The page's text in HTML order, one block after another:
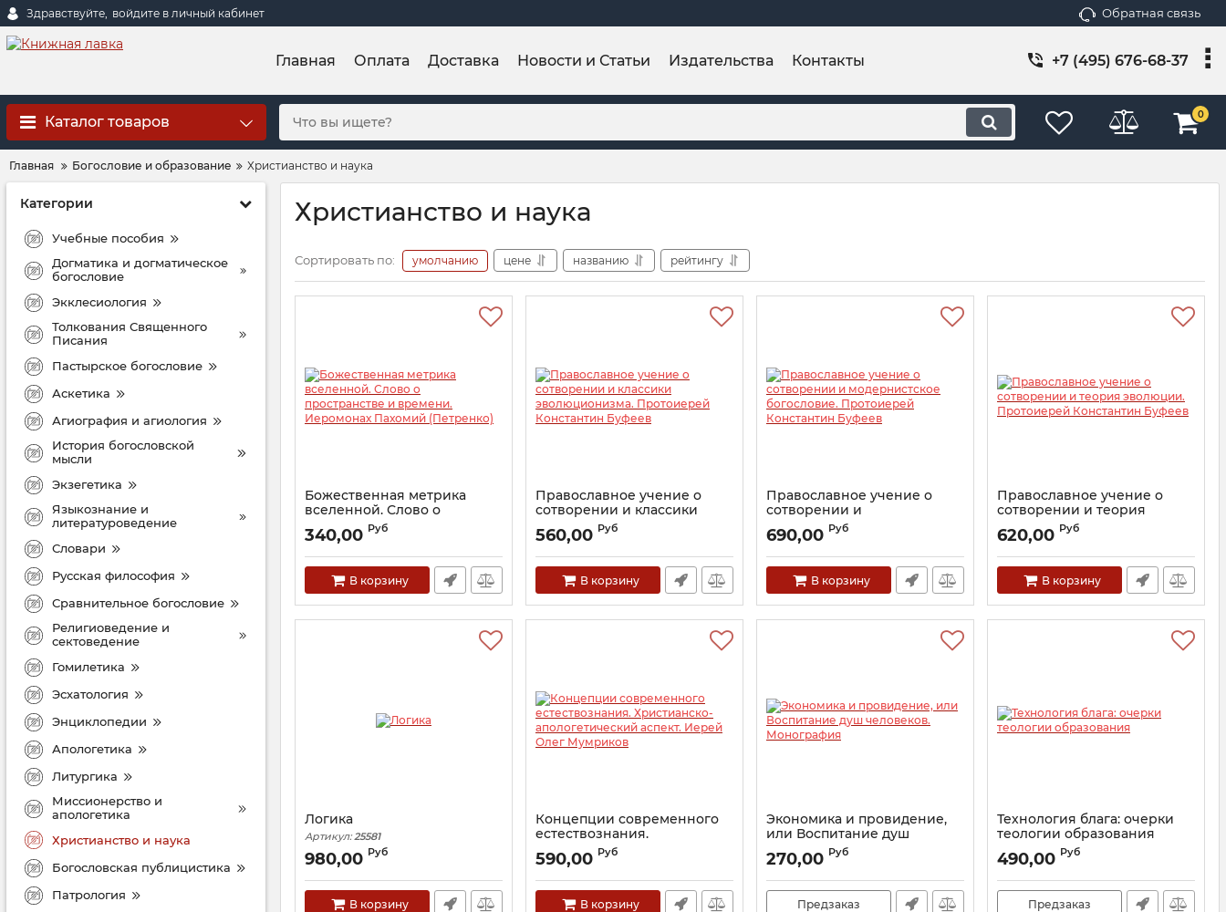
Здравствуйте, войдите в личный кабинет Обратная связь
Главная Оплата Доставка Новости и Статьи Издательства Контакты +7 (495) 676-68-37
Каталог товаров 0
Главная Богословие и образование Христианство и наука
Категории
Учебные пособия
Догматика и догматическое
богословие
Экклесиология
Толкования Священного
Писания
Пастырское богословие
Аскетика
Агиография и агиология
История богословской
мысли
Экзегетика
Языкознание и
литературоведение
Словари
Русская философия
Сравнительное богословие
Религиоведение и
сектоведение
Гомилетика
Эсхатология
Энциклопедии
Апологетика
Литургика
Миссионерство и
апологетика
Христианство и наука
Богословская публицистика
Патрология
Христианство и наука
Сортировать по: умолчанию цене названию рейтингу
Божественная метрика
вселенной. Слово о
пространстве и времени.
Иеромонах Пахомий
(Петренко)
Артикул:
340,00 Руб
В корзину
Православное учение о
сотворении и классики
эволюционизма.
Протоиерей Константин
Буфеев
Артикул:
560,00 Руб
В корзину
Православное учение о
сотворении и
модернистское богословие.
Протоиерей Константин
Буфеев
Артикул:
690,00 Руб
В корзину
Православное учение о
сотворении и теория
эволюции. Протоиерей
Константин Буфеев
Артикул: 24439
620,00 Руб
В корзину
Логика
Артикул: 25581
980,00 Руб
В корзину
Концепции современного
естествознания.
Христианско-
апологетический аспект.
Иерей Олег Мумриков
Артикул:
590,00 Руб
В корзину
Экономика и провидение,
или Воспитание душ
человеков. Монография
Артикул: 20829
270,00 Руб
Предзаказ
Технология блага: очерки
теологии образования
Артикул: 23035
490,00 Руб
Предзаказ